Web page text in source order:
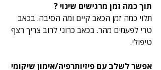
תוך כמה זמן מרגישים שינוי ?
תלוי כמה זמן הכאב קיים ומה הסיבה. בכאב
טרי לפעמים מהר. בכאב כרוני לרוב צריך רצף
טיפולי.
אפשר לשלב עם פיזיותרפיה/אימון שיקומי